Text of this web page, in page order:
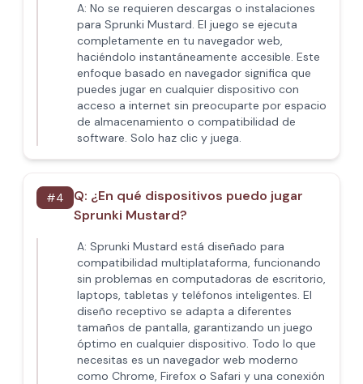
A: No se requieren descargas o instalaciones
para Sprunki Mustard. El juego se ejecuta
completamente en tu navegador web,
haciéndolo instantáneamente accesible. Este
enfoque basado en navegador significa que
puedes jugar en cualquier dispositivo con
acceso a internet sin preocuparte por espacio
de almacenamiento o compatibilidad de
software. Solo haz clic y juega.
#4 Q: ¿En qué dispositivos puedo jugar
Sprunki Mustard?
A: Sprunki Mustard está diseñado para
compatibilidad multiplataforma, funcionando
sin problemas en computadoras de escritorio,
laptops, tabletas y teléfonos inteligentes. El
diseño receptivo se adapta a diferentes
tamaños de pantalla, garantizando un juego
óptimo en cualquier dispositivo. Todo lo que
necesitas es un navegador web moderno
como Chrome, Firefox o Safari y una conexión